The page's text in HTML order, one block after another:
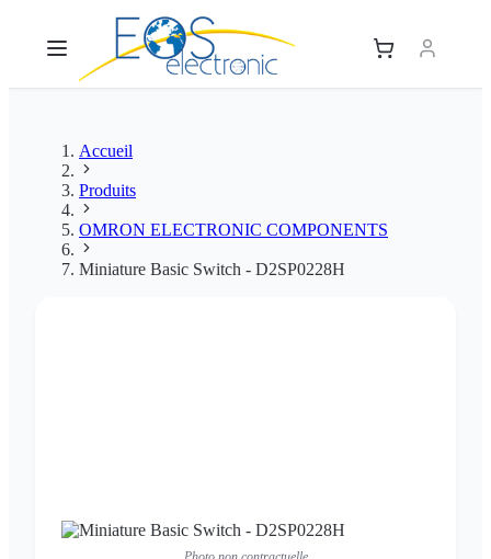
Accueil
Produits
OMRON ELECTRONIC COMPONENTS
Miniature Basic Switch - D2SP0228H